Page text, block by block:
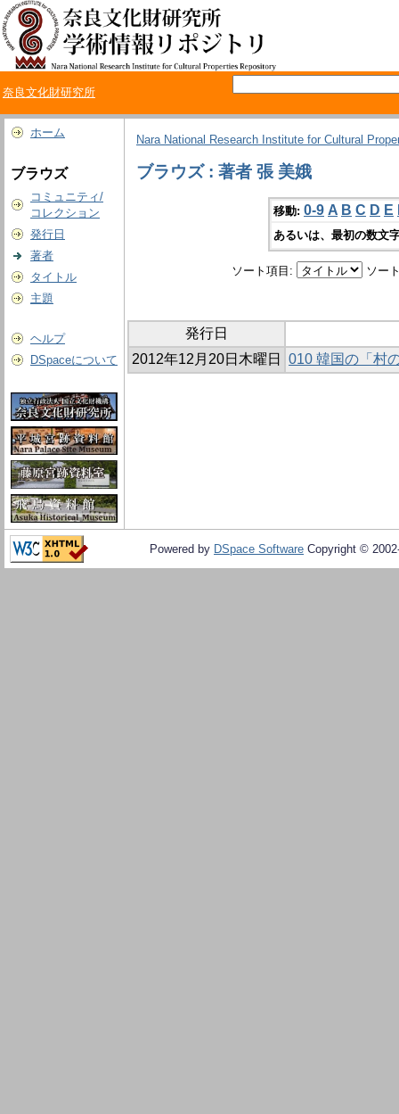
奈良文化財研究所
ホーム
ブラウズ
コミュニティ/
コレクション
発行日
著者
タイトル
主題
ヘルプ
DSpaceについて
Nara National Research Institute for Cultural
ブラウズ : 著者 張 美娥
移動: 0-9 A B C D E
あるいは、最初の数文
ソート項目: ソー
発行日
2012年12月20日木曜日
010 韓国の「村
Powered by DSpace Software Copyright ©